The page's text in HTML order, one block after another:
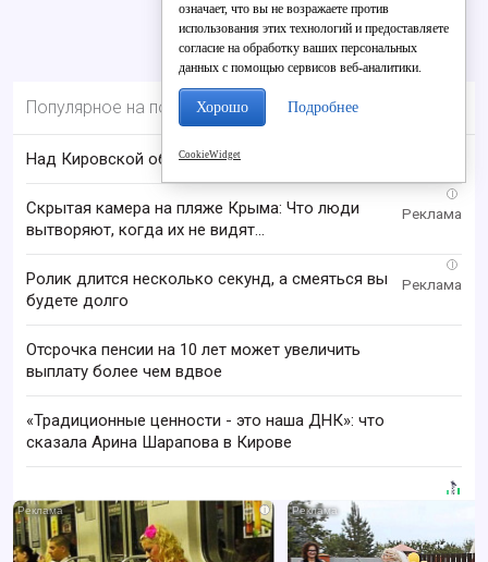
Популярное на портале
Над Кировской областью сбили БПЛА
i
Скрытая камера на пляже Крыма: Что люди
вытворяют, когда их не видят...
i
Ролик длится несколько секунд, а смеяться вы
будете долго
Отсрочка пенсии на 10 лет может увеличить
выплату более чем вдвое
«Традиционные ценности - это наша ДНК»: что
сказала Арина Шарапова в Кирове
i
означает, что вы не возражаете против
использования этих технологий и предоставляете
согласие на обработку ваших персональных
данных с помощью сервисов веб-аналитики.
Хорошо Подробнее
CookieWidget